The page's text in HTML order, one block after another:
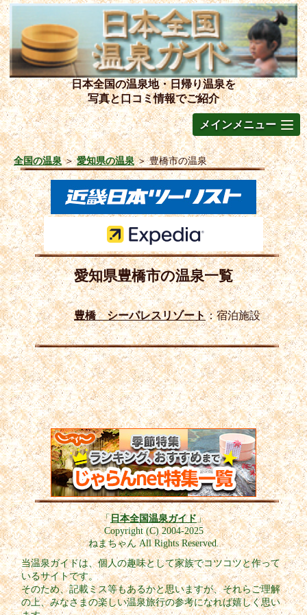
日本全国の温泉地・日帰り温泉を
写真と口コミ情報でご紹介
メインメニュー
全国の温泉＞愛知県の温泉＞豊橋市の温泉
愛知県豊橋市の温泉一覧
豊橋 シーパレスリゾート：宿泊施設
「日本全国温泉ガイド」
Copyright (C) 2004-2025
ねまちゃん All Rights Reserved.
当温泉ガイドは、個人の趣味として家族でコツコツと作って
いるサイトです。
そのため、記載ミス等もあるかと思いますが、それらご理解
の上、みなさまの楽しい温泉旅行の参考になれば嬉しく思い